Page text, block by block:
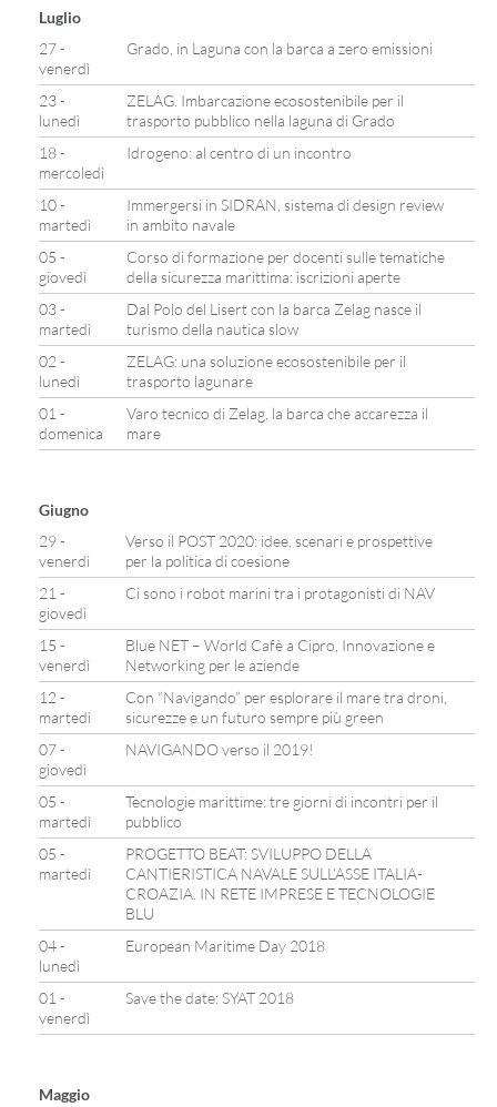
Luglio
27 -
venerdì
Grado, in Laguna con la barca a zero emissioni
23 -
lunedì
ZELAG. Imbarcazione ecosostenibile per il
trasporto pubblico nella laguna di Grado
18 -
mercoledì
Idrogeno: al centro di un incontro
10 -
martedì
Immergersi in SIDRAN, sistema di design review
in ambito navale
05 -
giovedì
Corso di formazione per docenti sulle tematiche
della sicurezza marittima: iscrizioni aperte
03 -
martedì
Dal Polo del Lisert con la barca Zelag nasce il
turismo della nautica slow
02 -
lunedì
ZELAG: una soluzione ecosostenibile per il
trasporto lagunare
01 -
domenica
Varo tecnico di Zelag, la barca che accarezza il
mare
Giugno
29 -
venerdì
Verso il POST 2020: idee, scenari e prospettive
per la politica di coesione
21 -
giovedì
Ci sono i robot marini tra i protagonisti di NAV
15 -
venerdì
Blue NET – World Cafè a Cipro, Innovazione e
Networking per le aziende
12 -
martedì
Con “Navigando” per esplorare il mare tra droni,
sicurezze e un futuro sempre più green
07 -
giovedì
NAVIGANDO verso il 2019!
05 -
martedì
Tecnologie marittime: tre giorni di incontri per il
pubblico
05 -
martedì
PROGETTO BEAT: SVILUPPO DELLA
CANTIERISTICA NAVALE SULL’ASSE ITALIA-
CROAZIA. IN RETE IMPRESE E TECNOLOGIE
BLU
04 -
lunedì
European Maritime Day 2018
01 -
venerdì
Save the date: SYAT 2018
Maggio